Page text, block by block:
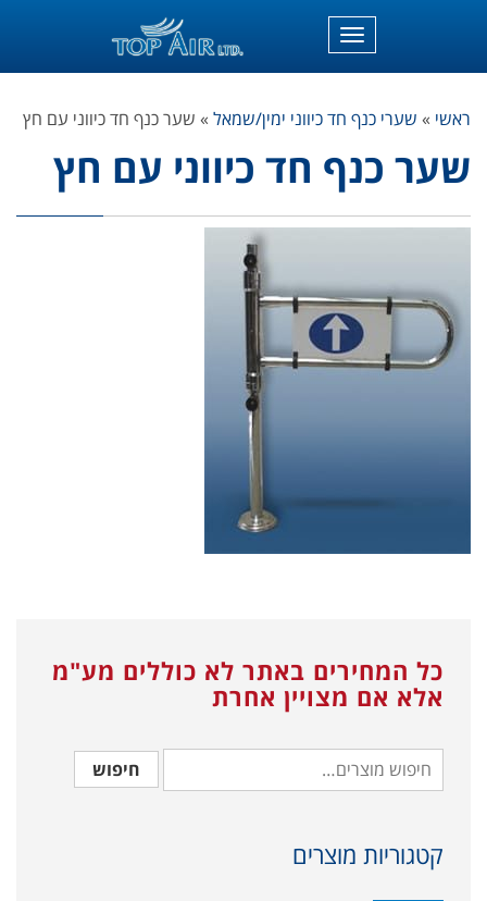
תפריט
ראשי » שערי כנף חד כיווני ימין/שמאל » שער כנף חד כיווני עם חץ
שער כנף חד כיווני עם חץ
כל המחירים באתר לא כוללים מע"מ
אלא אם מצויין אחרת
חיפוש
קטגוריות מוצרים